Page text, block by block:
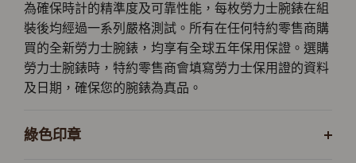
為確保時計的精準度及可靠性能，每枚勞力士腕錶在組
裝後均經過一系列嚴格測試。所有在任何特約零售商購
買的全新勞力士腕錶，均享有全球五年保用保證。選購
勞力士腕錶時，特約零售商會填寫勞力士保用證的資料
及日期，確保您的腕錶為真品。
綠色印章